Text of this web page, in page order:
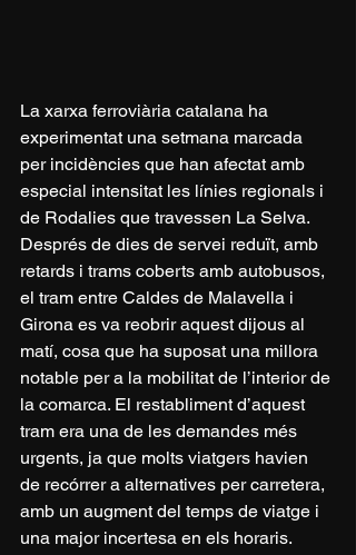
La xarxa ferroviària catalana ha
experimentat una setmana marcada
per incidències que han afectat amb
especial intensitat les línies regionals i
de Rodalies que travessen La Selva.
Després de dies de servei reduït, amb
retards i trams coberts amb autobusos,
el tram entre Caldes de Malavella i
Girona es va reobrir aquest dijous al
matí, cosa que ha suposat una millora
notable per a la mobilitat de l’interior de
la comarca. El restabliment d’aquest
tram era una de les demandes més
urgents, ja que molts viatgers havien
de recórrer a alternatives per carretera,
amb un augment del temps de viatge i
una major incertesa en els horaris.